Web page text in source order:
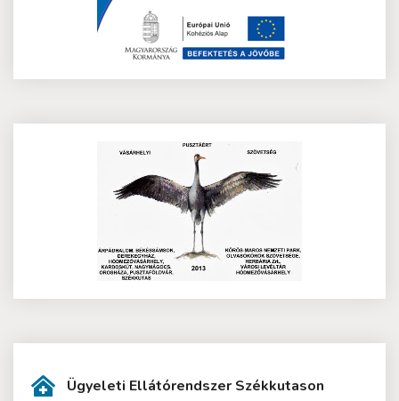
Ügyeleti Ellátórendszer Székkutason